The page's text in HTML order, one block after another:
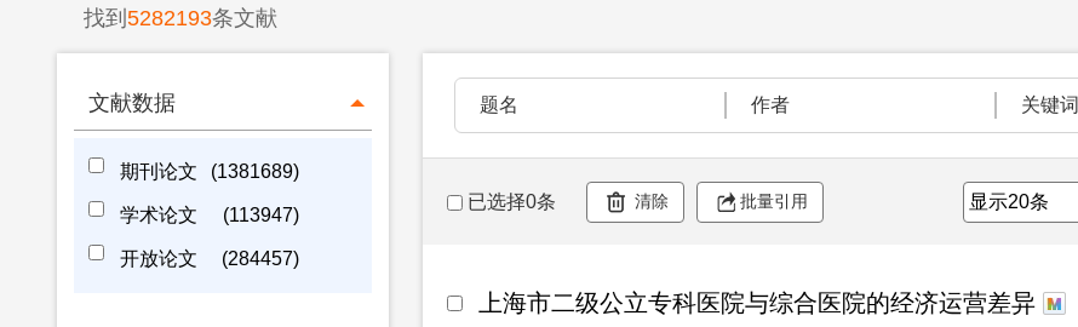
找到 5282193条文献
文献数据
期刊论文 (1381689)
学术论文 (113947)
开放论文 (284457)
题名 作者 关键词
已选择0条 清除 批量引用
上海市二级公立专科医院与综合医院的经济运营差异